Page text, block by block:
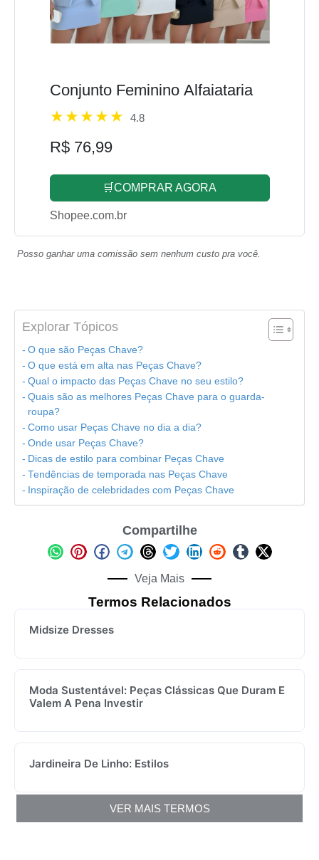
Conjunto Feminino Alfaiataria
4.8
R$ 76,99
🛒COMPRAR AGORA
Shopee.com.br
Posso ganhar uma comissão sem nenhum custo pra você.
Explorar Tópicos
O que são Peças Chave?
O que está em alta nas Peças Chave?
Qual o impacto das Peças Chave no seu estilo?
Quais são as melhores Peças Chave para o guarda-
roupa?
Como usar Peças Chave no dia a dia?
Onde usar Peças Chave?
Dicas de estilo para combinar Peças Chave
Tendências de temporada nas Peças Chave
Inspiração de celebridades com Peças Chave
Compartilhe
Veja Mais
Termos Relacionados
Midsize Dresses
Moda Sustentável: Peças Clássicas Que Duram E
Valem A Pena Investir
Jardineira De Linho: Estilos
VER MAIS TERMOS